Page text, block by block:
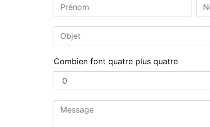
Combien font quatre plus quatre